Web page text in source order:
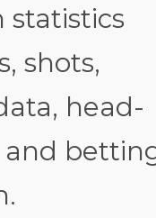
statistics
shots,
head-
and